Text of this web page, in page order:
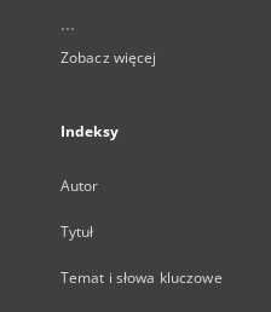
...
Zobacz więcej
Indeksy
Autor
Tytuł
Temat i słowa kluczowe